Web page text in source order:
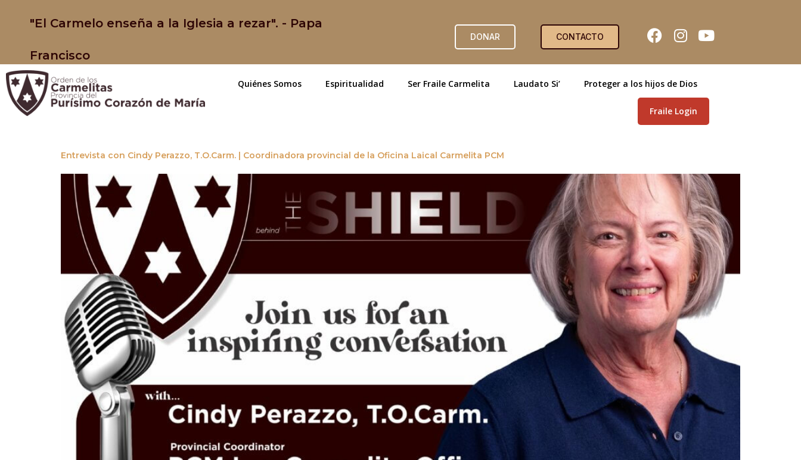
"El Carmelo enseña a la Iglesia a rezar". - Papa
Francisco
DONAR CONTACTO
Quiénes Somos Espiritualidad Ser Fraile Carmelita Laudato Si’ Proteger a los hijos de Dios
Fraile Login
Entrevista con Cindy Perazzo, T.O.Carm. | Coordinadora provincial de la Oficina Laical Carmelita PCM